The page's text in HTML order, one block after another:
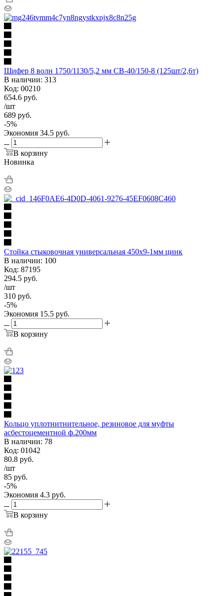
Шифер 8 волн 1750/1130/5,2 мм СВ-40/150-8 (125шт/2,6т)
В наличии: 313
Код: 00210
654.6 руб.
/шт
689 руб.
-5%
Экономия 34.5 руб.
В корзину
Новинка
Стойка стыковочная универсальная 450х9-1мм цинк
В наличии: 100
Код: 87195
294.5 руб.
/шт
310 руб.
-5%
Экономия 15.5 руб.
В корзину
Кольцо уплотнитнительное, резиновое для муфты
асбестоцементной ф.200мм
В наличии: 78
Код: 01042
80.8 руб.
/шт
85 руб.
-5%
Экономия 4.3 руб.
В корзину